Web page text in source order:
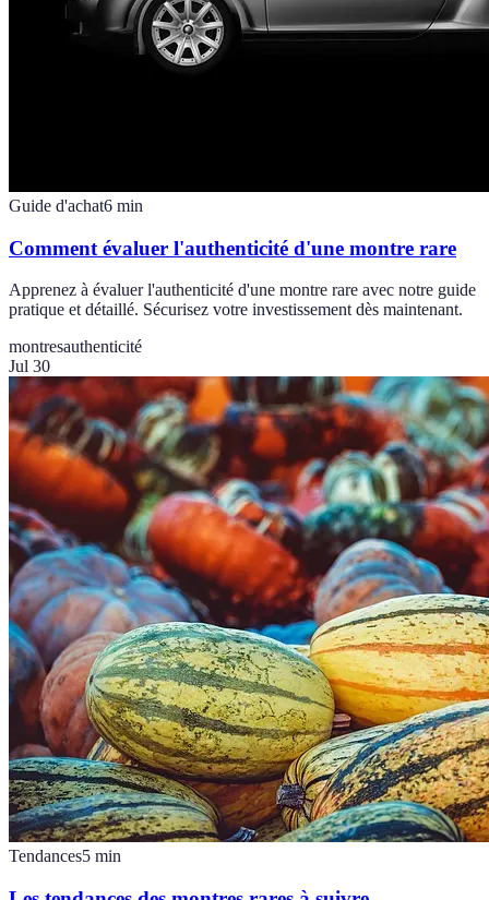
Guide d'achat6 min
Comment évaluer l'authenticité d'une montre rare
Apprenez à évaluer l'authenticité d'une montre rare avec notre guide
pratique et détaillé. Sécurisez votre investissement dès maintenant.
montresauthenticité
Jul 30
Tendances5 min